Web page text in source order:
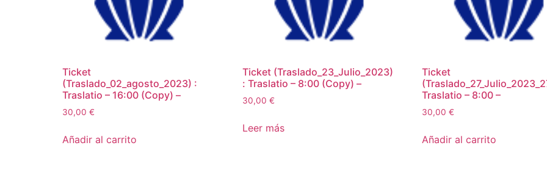
Ticket
(Traslado_02_agosto_2023) :
Traslatio – 16:00 (Copy) –
30,00 €
Añadir al carrito
Ticket (Traslado_23_Julio_2023)
: Traslatio – 8:00 (Copy) –
30,00 €
Leer más
Ticket
Traslatio – 8:00 –
30,00€
Añadir al carrito